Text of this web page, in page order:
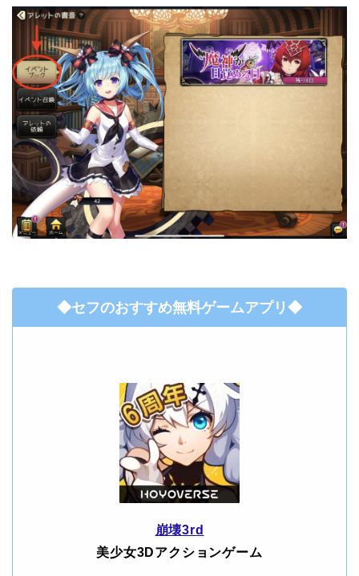
◆セフのおすすめ無料ゲームアプリ◆
崩壊3rd
美少女3Dアクションゲーム